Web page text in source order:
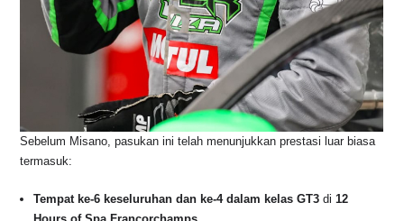
Sebelum Misano, pasukan ini telah menunjukkan prestasi luar biasa
termasuk:
Tempat ke-6 keseluruhan dan ke-4 dalam kelas GT3 di12